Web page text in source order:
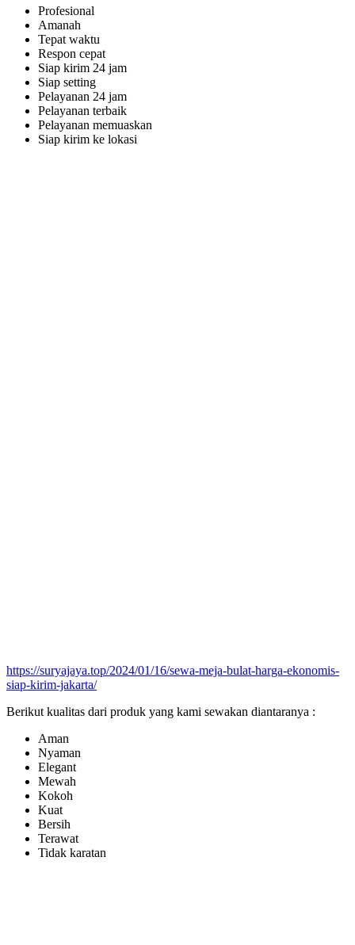
Profesional
Amanah
Tepat waktu
Respon cepat
Siap kirim 24 jam
Siap setting
Pelayanan 24 jam
Pelayanan terbaik
Pelayanan memuaskan
Siap kirim ke lokasi
https://suryajaya.top/2024/01/16/sewa-meja-bulat-harga-ekonomis-
siap-kirim-jakarta/
Berikut kualitas dari produk yang kami sewakan diantaranya :
Aman
Nyaman
Elegant
Mewah
Kokoh
Kuat
Bersih
Terawat
Tidak karatan